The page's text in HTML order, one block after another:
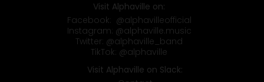
Visit Alphaville on:
Facebook: @alphavilleofficial
Instagram: @alphaville.music
Twitter: @alphaville_band
TikTok: @alphaville
Visit Alphaville on Slack: